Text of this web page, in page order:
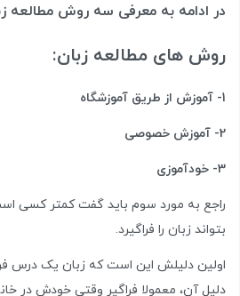
در ادامه به معرفی سه روش مطالعه
روش های مطالعه زبان:
1- آموزش از طریق آموزشگاه
2- آموزش خصوصی
3- خودآموزی
راجع به مورد سوم باید گفت کمتر کسی
بتواند زبان را فراگیرد.
اولین دلیلش این است که زبان یک درس
دلیل آن، معمولا فراگیر وقتی خودش در